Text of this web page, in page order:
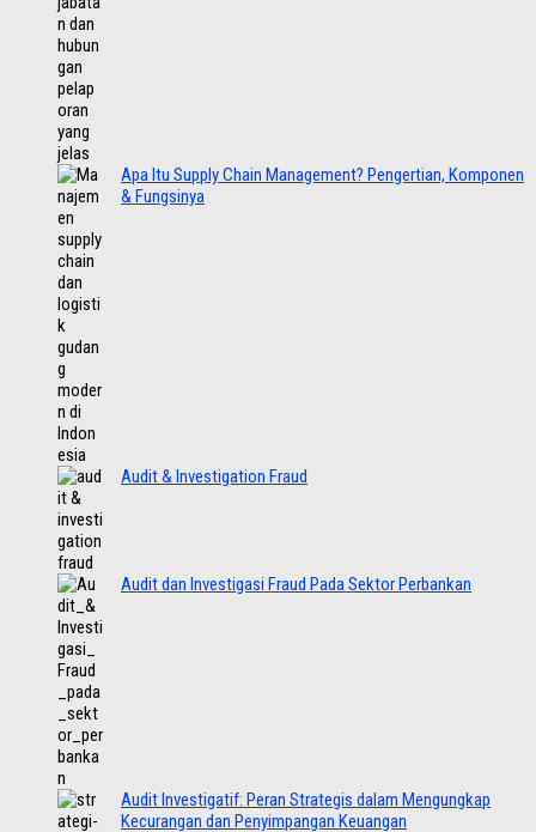
Apa Itu Supply Chain Management? Pengertian, Komponen
& Fungsinya
Audit & Investigation Fraud
Audit dan Investigasi Fraud Pada Sektor Perbankan
Audit Investigatif: Peran Strategis dalam Mengungkap
Kecurangan dan Penyimpangan Keuangan